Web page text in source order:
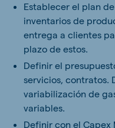
Establecer el plan
inventarios de
entrega a clientes
plazo de estos.
Definir el
servicios, contratos.
variabilización de
variables.
Definir con el